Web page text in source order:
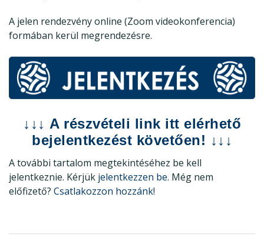
A jelen rendezvény online (Zoom videokonferencia)
formában kerül megrendezésre.
↓ ↓ ↓ A részvételi link itt elérhető
bejelentkezést követően! ↓ ↓ ↓
A további tartalom megtekintéséhez be kell
jelentkeznie. Kérjük jelentkezzen be. Még nem
előfizető? Csatlakozzon hozzánk!